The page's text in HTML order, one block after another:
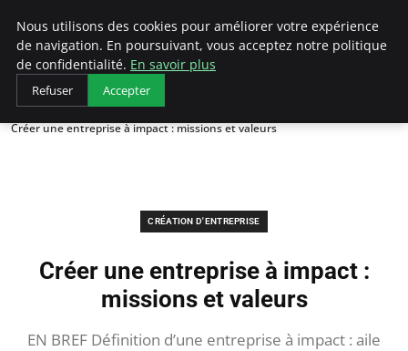
LECFCM
Accueil
Création d'entreprise
Créer une entreprise à impact : missions et valeurs
CRÉATION D'ENTREPRISE
Créer une entreprise à impact :
missions et valeurs
EN BREF Définition d’une entreprise à impact : aile
Nous utilisons des cookies pour améliorer votre expérience
de navigation. En poursuivant, vous acceptez notre politique
de confidentialité. En savoir plus
Refuser Accepter